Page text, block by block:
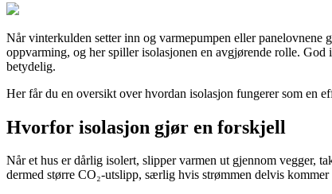
Når vinterkulden setter inn og varmepumpen eller
oppvarming, og her spiller isolasjonen en avgjørende rolle.
betydelig.
Her får du en oversikt over hvordan isolasjon fungerer som en
Hvorfor isolasjon gjør en forskjell
Når et hus er dårlig isolert, slipper varmen ut gjennom vegger,
dermed større CO₂-utslipp, særlig hvis strømmen delvis